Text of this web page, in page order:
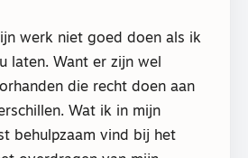
werk niet goed doen als ik
laten. Want er zijn wel
die recht doen aan
Wat ik in mijn
behulpzaam vind bij het